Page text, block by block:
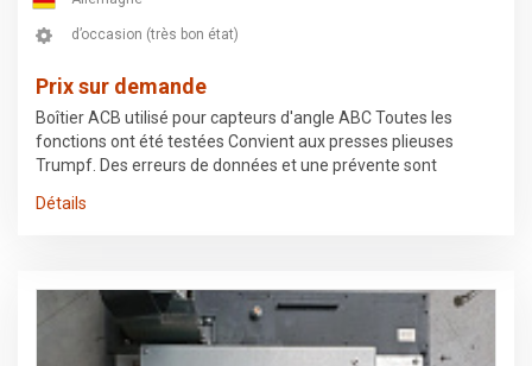
l'extracteur de poussière compact • Enceinte de la machine,
hublot certifié, porte à droite • Toit ouvrant électrique
d’occasion (très bon état)
Prix sur demande
Boîtier ACB utilisé pour capteurs d'angle ABC Toutes les
fonctions ont été testées Convient aux presses plieuses
Trumpf. Des erreurs de données et une prévente sont
Détails